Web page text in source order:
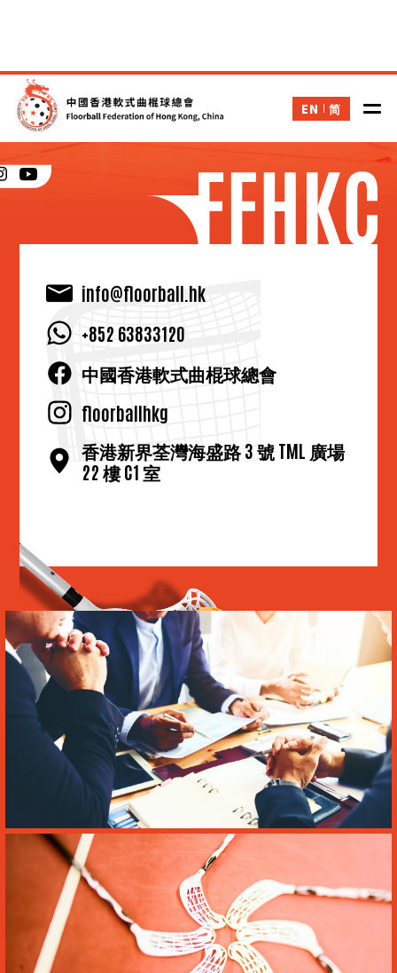
EN 简
關於本會
info@floorball.hk
+852 63833120
中國香港軟式曲棍球總會
floorballhkg
香港新界荃灣海盛路 3 號 TML 廣場
22 樓 C1 室
管理架構